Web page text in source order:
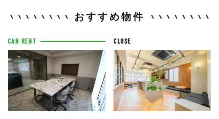
おすすめ物件
CAN RENT CLOSE